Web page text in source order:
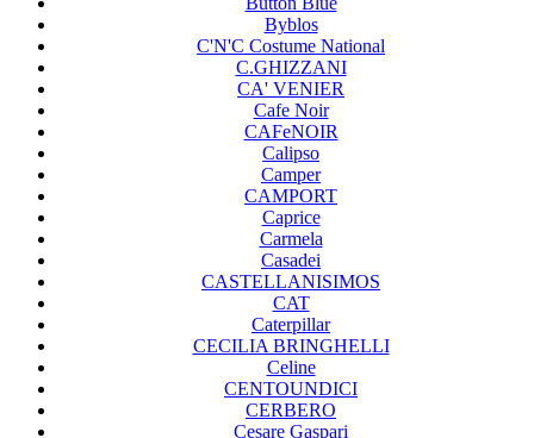
Byblos
C'N'C Costume National
C.GHIZZANI
CA' VENIER
Cafe Noir
CAFeNOIR
Calipso
Camper
CAMPORT
Caprice
Carmela
Casadei
CASTELLANISIMOS
CAT
Caterpillar
CECILIA BRINGHELLI
Celine
CENTOUNDICI
CERBERO
Cesare Gaspari